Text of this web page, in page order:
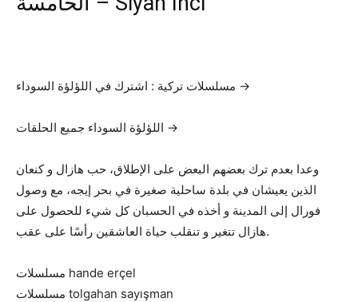
مسلسلات تركية : اشترك في اللؤلؤة السوداء →
اللؤلؤة السوداء جميع الحلقات →
وعدا بعدم ترك بعضهم البعض على الإطلاق، حب هازال و كنعان
الذين يعيشان في بلدة ساحلية صغيرة في بحر إيجه، مع وصول
فورال إلى المدينة و أخذه في الحسبان كل شيء للحصول على
هازال تتغير و تنقلب حياة العاشقين رأسًا على عقب.
مسلسلات hande erçel
مسلسلات tolgahan sayışman